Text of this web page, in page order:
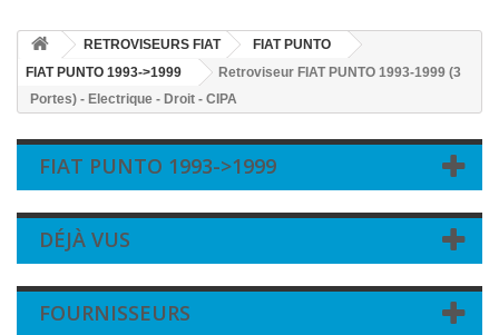
RETROVISEURS FIAT
FIAT PUNTO
FIAT PUNTO 1993->1999
Retroviseur FIAT PUNTO 1993-1999 (3
Portes) - Electrique - Droit - CIPA
FIAT PUNTO 1993->1999
DÉJÀ VUS
FOURNISSEURS